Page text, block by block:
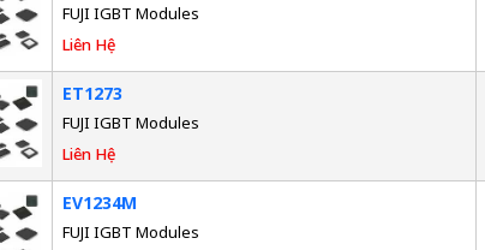
FUJI IGBT Modules
Liên Hệ
ET1273
FUJI IGBT Modules
Liên Hệ
EV1234M
FUJI IGBT Modules